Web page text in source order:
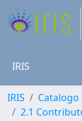
IRIS
IRIS Catalogo
2.1